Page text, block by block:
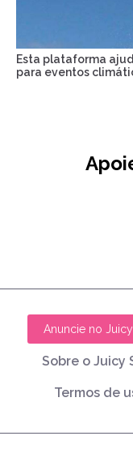
Esta plataforma
para eventos
Anuncie no
Sobre o Juicy
Termos de